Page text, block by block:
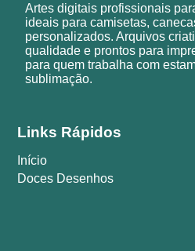
Artes digitais profissionais
ideais para camisetas,
personalizados. Arquivos
qualidade e prontos para
para quem trabalha com
sublimação.
Links Rápidos
Início
Doces Desenhos